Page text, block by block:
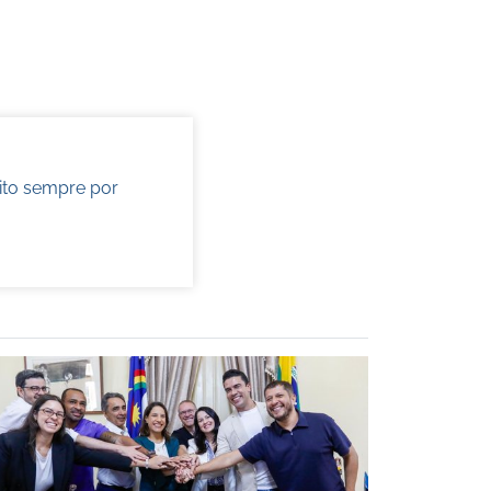
sempre por